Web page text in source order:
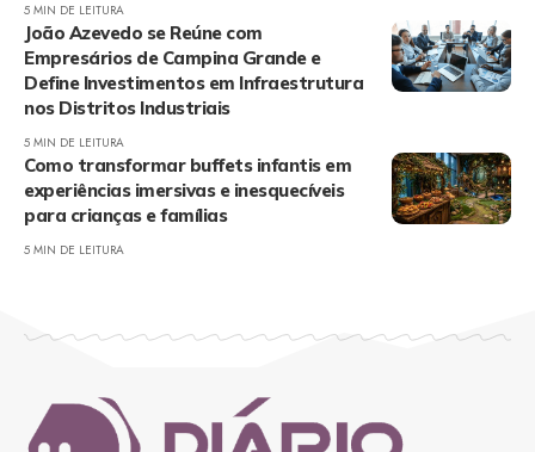
5 MIN DE LEITURA
João Azevedo se Reúne com
Empresários de Campina Grande e
Define Investimentos em Infraestrutura
nos Distritos Industriais
5 MIN DE LEITURA
Como transformar buffets infantis em
experiências imersivas e inesquecíveis
para crianças e famílias
5 MIN DE LEITURA